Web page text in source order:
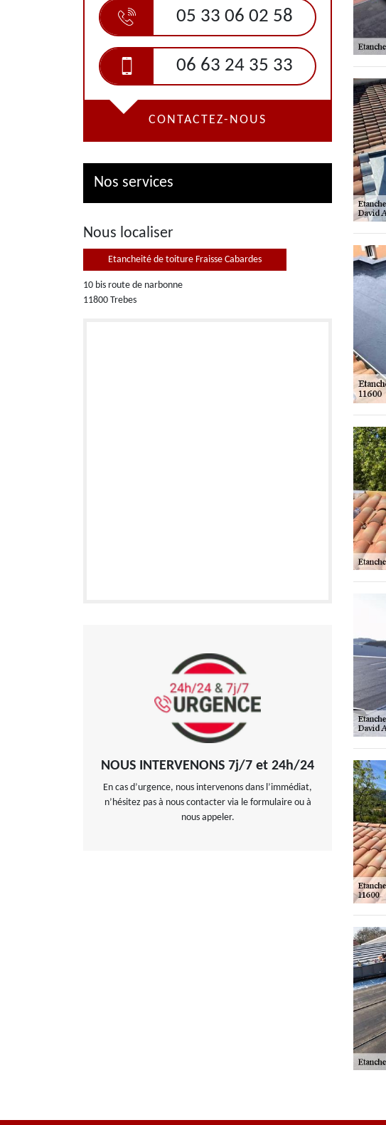
05 33 06 02 58
06 63 24 35 33
CONTACTEZ-NOUS
Nos services
Nous localiser
Etancheité de toiture Fraisse Cabardes
10 bis route de narbonne
11800 Trebes
NOUS INTERVENONS 7j/7 et 24h/24
En cas d’urgence, nous intervenons dans l’immédiat,
n’hésitez pas à nous contacter via le formulaire ou à
nous appeler.